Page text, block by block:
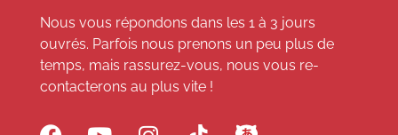
Nous vous répondons dans les 1 à 3 jours
ouvrés. Parfois nous prenons un peu plus de
temps, mais rassurez-vous, nous vous re-
contacterons au plus vite !